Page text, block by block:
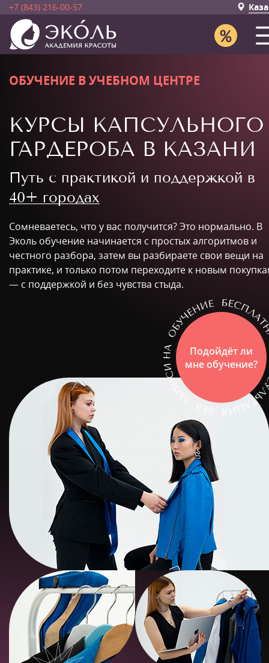
+7 (843) 216-00-57
ОБУЧЕНИЕ В УЧЕБНОМ ЦЕНТРЕ
КУРСЫ КАПСУЛЬНОГО
ГАРДЕРОБА В КАЗАНИ
Путь с практикой и поддержкой в
40+ городах
Сомневаетесь, что у вас получится? Это нормально. В
Эколь обучение начинается с простых алгоритмов и
честного разбора, затем вы разбираете свои вещи на
практике, и только потом переходите к новым
— с поддержкой и без чувства стыда.
Подойдёт ли
мне обучение?